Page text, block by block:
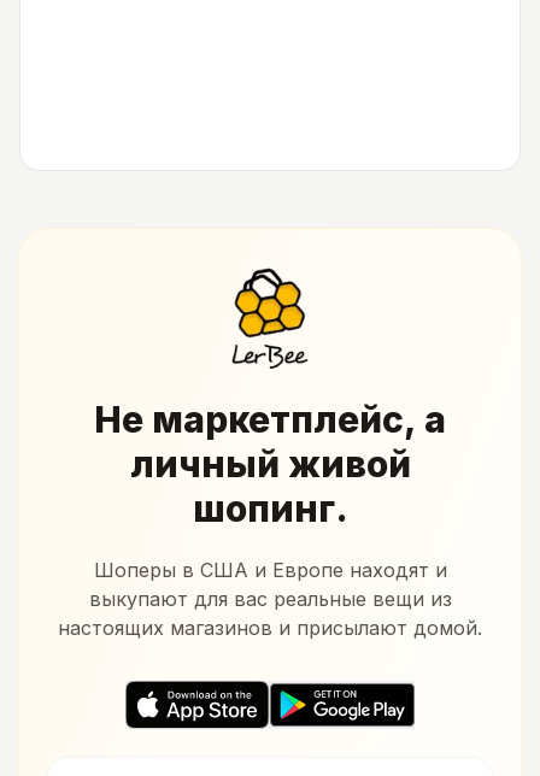
Не маркетплейс, а
личный живой
шопинг.
Шоперы в США и Европе находят и
выкупают для вас реальные вещи из
настоящих магазинов и присылают домой.